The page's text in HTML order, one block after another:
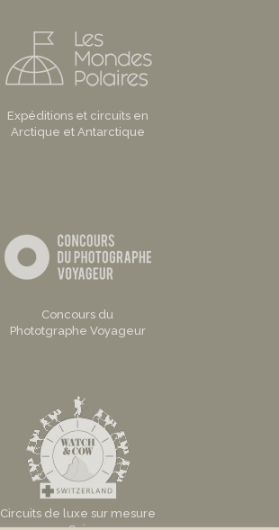
Expéditions et circuits en
Arctique et Antarctique
Concours du
Phototgraphe Voyageur
Circuits de luxe sur mesure